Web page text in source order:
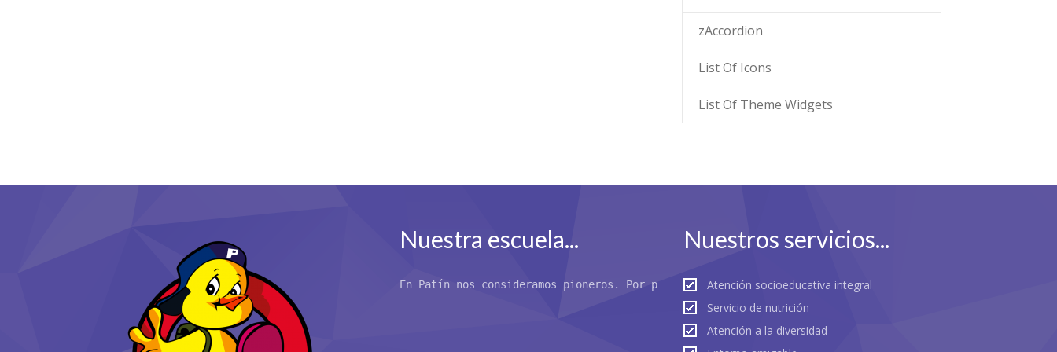
zAccordion
List Of Icons
List Of Theme Widgets
Nuestra escuela...
En Patín nos consideramos pioneros. Por primera vez, una escuela infantil eleva el concepto del
Nuestros servicios...
Atención socioeducativa integral
Servicio de nutrición
Atención a la diversidad